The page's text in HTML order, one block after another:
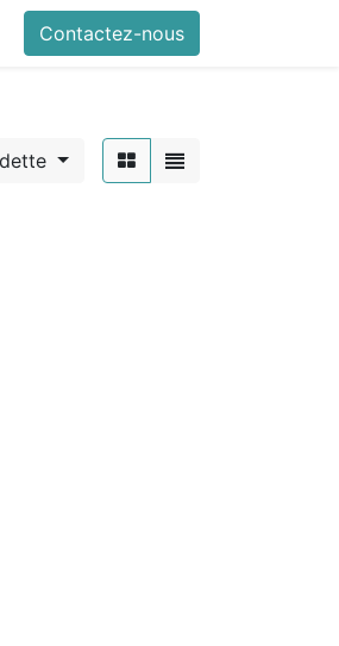
Contactez-nous